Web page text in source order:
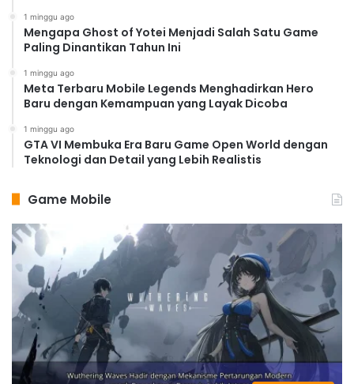
1 minggu ago
Mengapa Ghost of Yotei Menjadi Salah Satu Game
Paling Dinantikan Tahun Ini
1 minggu ago
Meta Terbaru Mobile Legends Menghadirkan Hero
Baru dengan Kemampuan yang Layak Dicoba
1 minggu ago
GTA VI Membuka Era Baru Game Open World dengan
Teknologi dan Detail yang Lebih Realistis
Game Mobile